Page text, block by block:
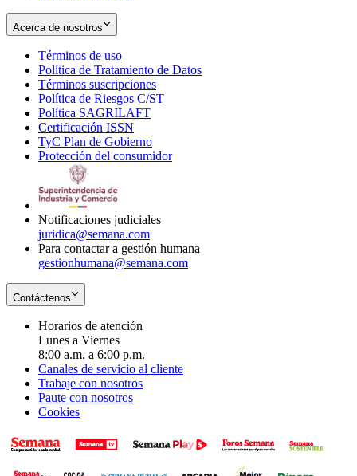
Acerca de nosotros
Términos de uso
in
new
window
Política de Tratamiento de Datos
Términos suscripciones
in
Política de Riesgos C/ST
Política SAGRILAFT
new
window
Certificación ISSN
in
new
TyC Plan de Gobierno
in
Protección del consumidorOpens
Notificaciones judiciales
juridica@semana.com
Para contactar a gestión humana
gestionhumana@semana.com
Contáctenos
Horarios de atención
Lunes a Viernes
8:00 a.m. a 6:00 p.m.
Canales de servicio al cliente
Trabaje con nosotros
Paute con nosotros
Cookies